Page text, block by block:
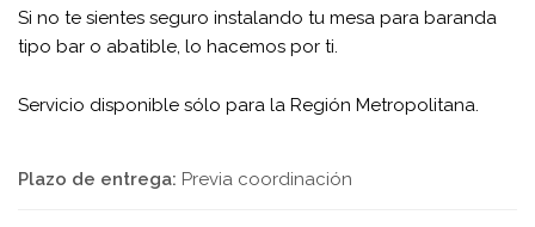
Si no te sientes seguro instalando tu mesa para baranda
tipo bar o abatible, lo hacemos por ti.
Servicio disponible sólo para la Región Metropolitana.
Plazo de entrega: Previa coordinación